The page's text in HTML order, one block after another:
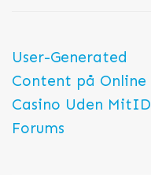
User-Generated
Content på Online
Casino Uden MitID
Forums